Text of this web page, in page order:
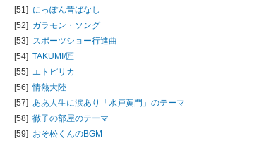
[51] にっぽん昔ばなし
[52] ガラモン・ソング
[53] スポーツショー行進曲
[54] TAKUMI/匠
[55] エトピリカ
[56]情熱大陸
[57] ああ人生に涙あり「水戸黄門」のテーマ
[58] 徹子の部屋のテーマ
[59] おそ松くんのBGM